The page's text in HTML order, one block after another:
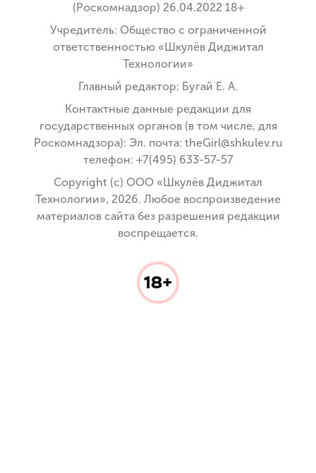
(Роскомнадзор) 26.04.2022 18+
Учредитель: Общество с ограниченной
ответственностью «Шкулёв Диджитал
Технологии»
Главный редактор: Бугай Е. А.
Контактные данные редакции для
государственных органов (в том числе, для
Роскомнадзора): Эл. почта: theGirl@shkulev.ru
телефон: +7(495) 633-57-57
Copyright (с) ООО «Шкулёв Диджитал
Технологии», 2026. Любое воспроизведение
материалов сайта без разрешения редакции
воспрещается.
18+